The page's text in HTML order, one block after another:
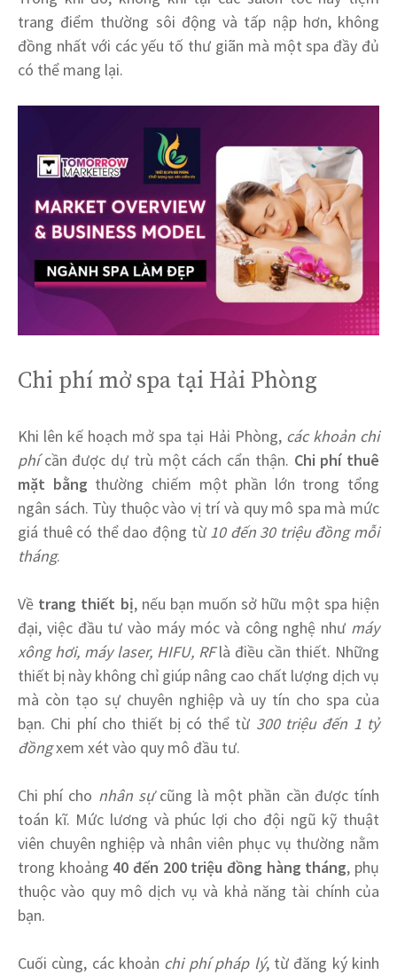
trang điểm thường sôi động và tấp nập hơn, không
đồng nhất với các yếu tố thư giãn mà một spa đầy đủ
có thể mang lại.
Chi phí mở spa tại Hải Phòng
Khi lên kế hoạch mở spa tại Hải Phòng, các khoản chi
phícần được dự trù một cách cẩn thận. Chi phí thuê
mặt bằng thường chiếm một phần lớn trong tổng
ngân sách. Tùy thuộc vào vị trí và quy mô spa mà mức
giá thuê có thể dao động từ 10 đến 30 triệu đồng mỗi
tháng.
Về trang thiết bị, nếu bạn muốn sở hữu một spa hiện
đại, việc đầu tư vào máy móc và công nghệ như máy
xông hơi, máy laser, HIFU, RFlà điều cần thiết. Những
thiết bị này không chỉ giúp nâng cao chất lượng dịch vụ
mà còn tạo sự chuyên nghiệp và uy tín cho spa của
bạn. Chi phí cho thiết bị có thể từ 300 triệu đến 1 tỷ
đồngxem xét vào quy mô đầu tư.
Chi phí cho nhân sựcũng là một phần cần được tính
toán kĩ. Mức lương và phúc lợi cho đội ngũ kỹ thuật
viên chuyên nghiệp và nhân viên phục vụ thường nằm
trong khoảng 40 đến 200 triệu đồng hàng tháng, phụ
thuộc vào quy mô dịch vụ và khả năng tài chính của
bạn.
Cuối cùng, các khoản chi phí pháp lý, từ đăng ký kinh